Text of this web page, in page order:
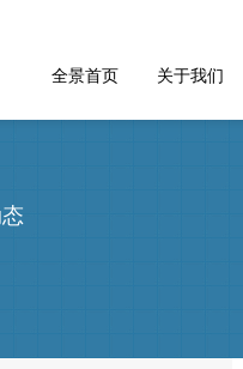
全景首页 关于我们